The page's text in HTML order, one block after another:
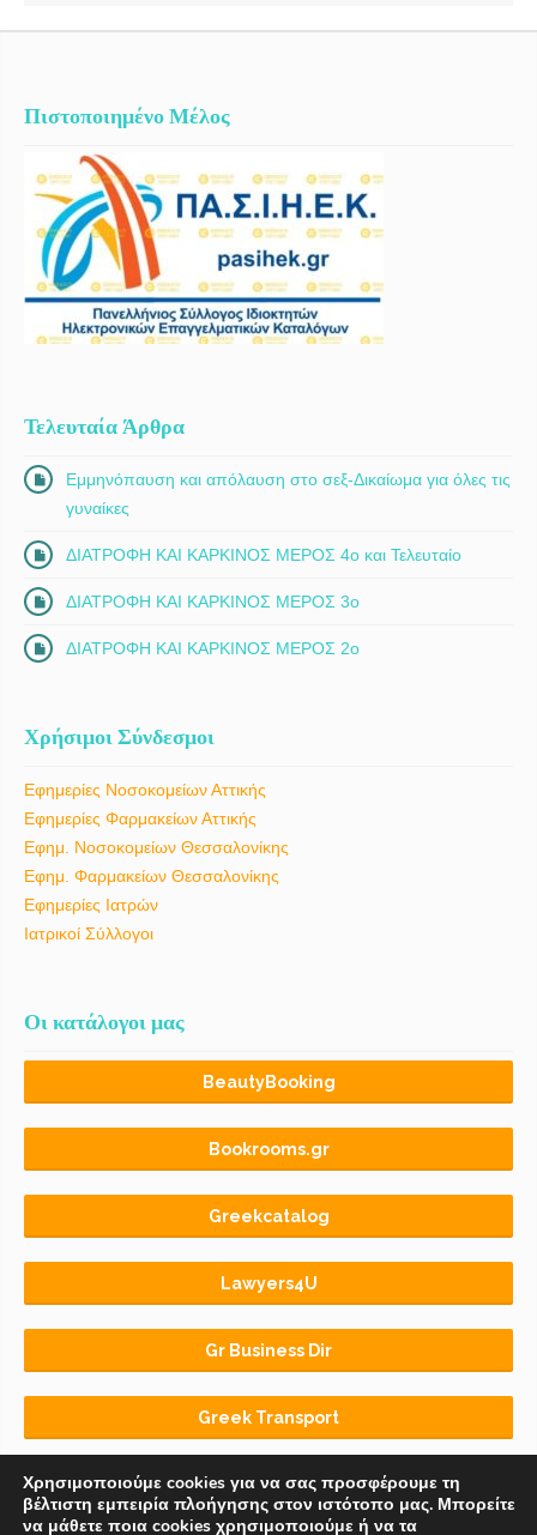
Πιστοποιημένο Μέλος
Τελευταία Άρθρα
Εμμηνόπαυση και απόλαυση στο σεξ-Δικαίωμα για όλες τις
γυναίκες
ΔΙΑΤΡΟΦΗ ΚΑΙ ΚΑΡΚΙΝΟΣ ΜΕΡΟΣ 4ο και Τελευταίο
ΔΙΑΤΡΟΦΗ ΚΑΙ ΚΑΡΚΙΝΟΣ ΜΕΡΟΣ 3ο
ΔΙΑΤΡΟΦΗ ΚΑΙ ΚΑΡΚΙΝΟΣ ΜΕΡΟΣ 2ο
Χρήσιμοι Σύνδεσμοι
Εφημερίες Νοσοκομείων Αττικής
Εφημερίες Φαρμακείων Αττικής
Εφημ. Νοσοκομείων Θεσσαλονίκης
Εφημ. Φαρμακείων Θεσσαλονίκης
Εφημερίες Ιατρών
Ιατρικοί Σύλλογοι
Οι κατάλογοι μας
BeautyBooking
Bookrooms.gr
Greekcatalog
Lawyers4U
Gr Business Dir
Greek Transport
Χρησιμοποιούμε cookies για να σας προσφέρουμε τη
βέλτιστη εμπειρία πλοήγησης στον ιστότοπο μας. Μπορείτε
να μάθετε ποια cookies χρησιμοποιούμε ή να τα